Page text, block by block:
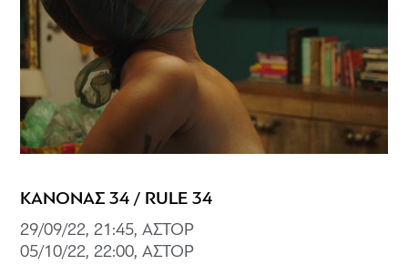
ΚΑΝΟΝΑΣ 34 / RULE 34
29/09/22, 21:45, ΑΣΤΟΡ
05/10/22, 22:00, ΑΣΤΟΡ